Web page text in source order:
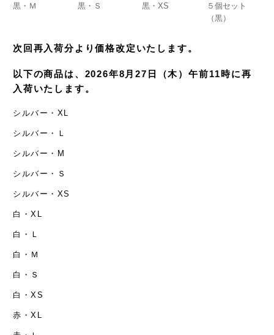
黒・Ｍ 黒・Ｓ 黒・XS
５個セット
（黒）
次回再入荷分より価格改定いたします。
以下の商品は、2026年8月27日（木）午前11時に再
入荷いたします。
シルバー・XL
シルバー・Ｌ
シルバー・M
シルバー・Ｓ
シルバー・XS
白・XL
白・Ｌ
白・Ｍ
白・Ｓ
白・XS
赤・XL